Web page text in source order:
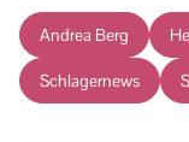
Andrea Berg
Schlagernews